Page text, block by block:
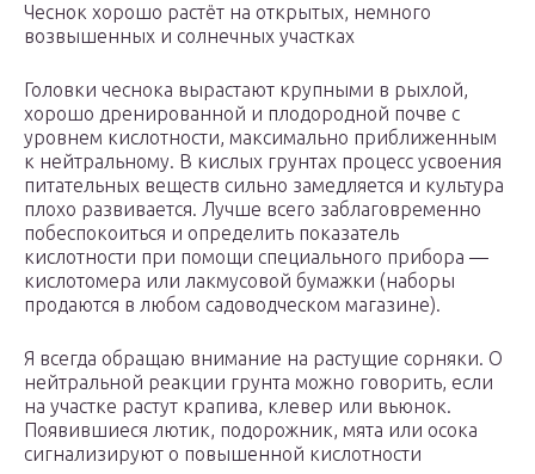
Чеснок хорошо растёт на открытых, немного
возвышенных и солнечных участках
Головки чеснока вырастают крупными в рыхлой,
хорошо дренированной и плодородной почве с
уровнем кислотности, максимально приближенным
к нейтральному. В кислых грунтах процесс усвоения
питательных веществ сильно замедляется и культура
плохо развивается. Лучше всего заблаговременно
побеспокоиться и определить показатель
кислотности при помощи специального прибора —
кислотомера или лакмусовой бумажки (наборы
продаются в любом садоводческом магазине).
Я всегда обращаю внимание на растущие сорняки. О
нейтральной реакции грунта можно говорить, если
на участке растут крапива, клевер или вьюнок.
Появившиеся лютик, подорожник, мята или осока
сигнализируют о повышенной кислотности